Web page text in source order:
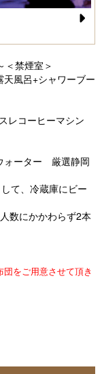
xt
＜禁煙室＞
天風呂+シャワーブー
コーヒーマシン
ォーター 厳選静岡
て、冷蔵庫にビー
数にかかわらず2本
をご用意させて頂き